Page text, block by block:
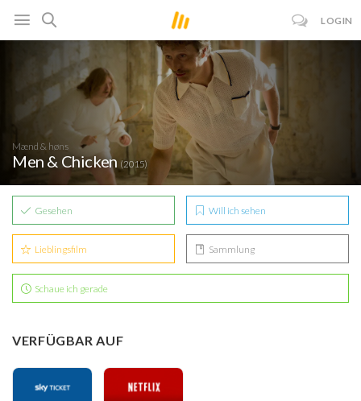
LOGIN
Mænd & høns
Men & Chicken (2015)
Gesehen Will ich sehen
Lieblingsfilm Sammlung
Schaue ich gerade
VERFÜGBAR AUF